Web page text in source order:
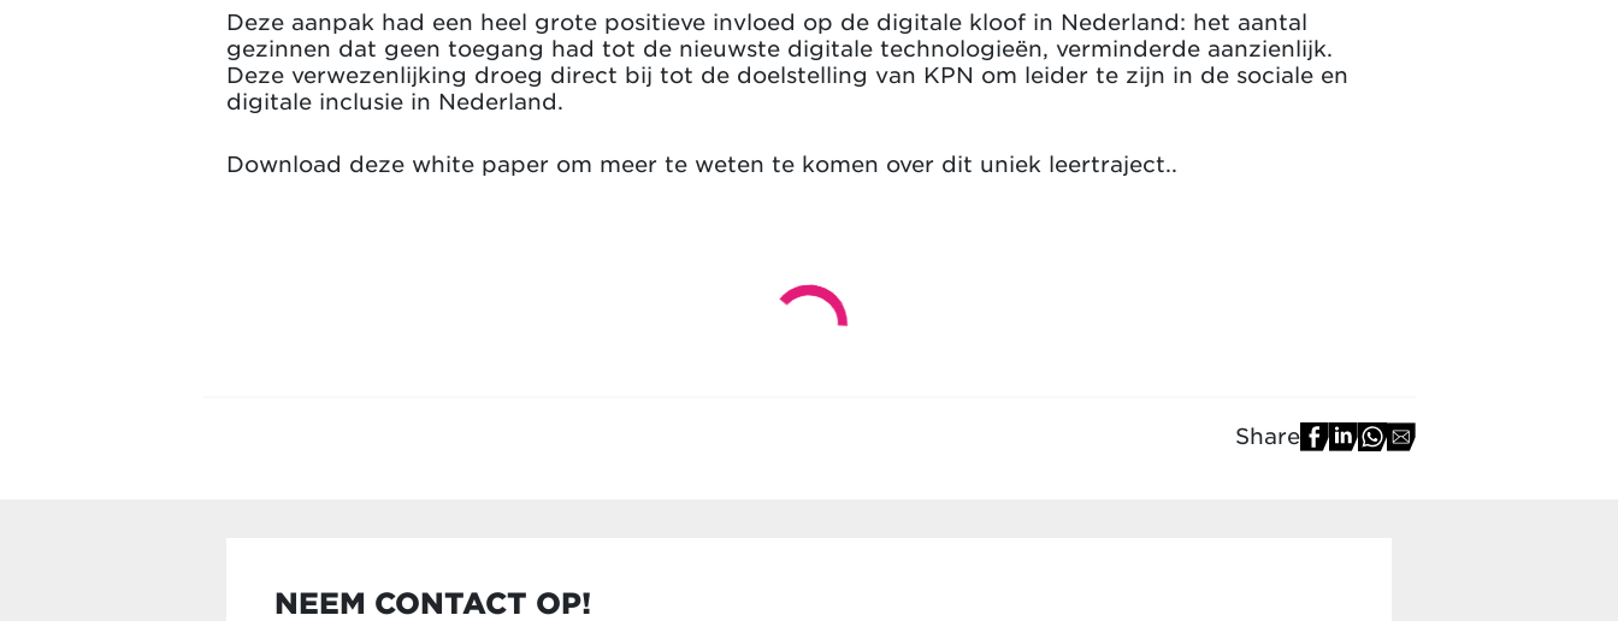
Deze aanpak had een heel grote positieve invloed op de digitale kloof in Nederland: het aantal
gezinnen dat geen toegang had tot de nieuwste digitale technologieën, verminderde aanzienlijk.
Deze verwezenlijking droeg direct bij tot de doelstelling van KPN om leider te zijn in de sociale en
digitale inclusie in Nederland.
Download deze white paper om meer te weten te komen over dit uniek leertraject..
Share
NEEM CONTACT OP!